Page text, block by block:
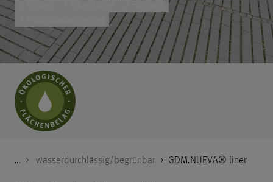
… Godelmann.de
> Produkte
> Nach Kategorien
> Öko-Pflaster
> wasserdurchlässig/begrünbar > GDM.NUEVA® liner